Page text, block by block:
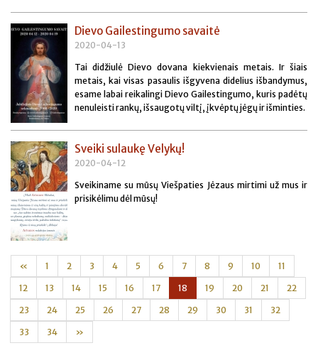
Dievo Gailestingumo savaitė
2020-04-13
Tai didžiulė Dievo dovana kiekvienais metais. Ir šiais
metais, kai visas pasaulis išgyvena didelius išbandymus,
esame labai reikalingi Dievo Gailestingumo, kuris padėtų
nenuleisti rankų, išsaugotų viltį, įkvėptų jėgų ir išminties.
Sveiki sulaukę Velykų!
2020-04-12
Sveikiname su mūsų Viešpaties Jėzaus mirtimi už mus ir
prisikėlimu dėl mūsų!
« 1 2 3 4 5 6 7 8 9 10 11
12 13 14 15 16 17 18 19 20 21 22
23 24 25 26 27 28 29 30 31 32
33 34 »